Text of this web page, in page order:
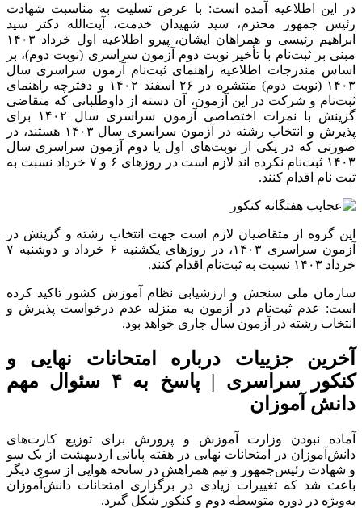
در این اطلاعیه آمده است: با عرض تسلیت به مناسبت شهادت
رئیس جمهور محترم، سید شهیدان خدمت، آیت‌الله دکتر سید
ابراهیم رئیسی و همراهان ایشان، پیرو اطلاعیه اول خرداد ۱۴۰۳
مبنی بر ثبت‌نام با تأخیر نوبت دوم آزمون سراسری (نوبت دوم)، بر
اساس مندرجات اطلاعیه راهنمای ثبت‌نام آزمون سراسری سال
۱۴۰۳ (نوبت دوم) منتشره در ۲۶ اسفند ۱۴۰۲ و دفترچه راهنمای
ثبت‌نام و شرکت در این آزمون، آن دسته از داوطلبانی که متقاضی
گزینش با نمرات اختصاصی آزمون سراسری سال ۱۴۰۲ برای
پذیرش و انتخاب رشته در آزمون سراسری سال ۱۴۰۳ هستند، در
صورتی که در یکی از نوبت‌های اول یا دوم آزمون سراسری سال
۱۴۰۳ ثبت‌نام نکرده اند لازم است در روزهای ۶ و ۷ خرداد نسبت به
ثبت نام اقدام کنند.
این گروه از متقاضیان لازم است جهت انتخاب رشته و گزینش در
آزمون سراسری ۱۴۰۳، در روزهای یکشنبه ۶ خرداد و دوشنبه ۷
خرداد ۱۴۰۳ نسبت به ثبت‌نام اقدام کنند.
سازمان ملی سنجش و ارزشیابی نظام آموزش کشور تاکید کرده
است: عدم ثبت‌نام در آزمون به منزله عدم درخواست پذیرش و
انتخاب رشته در آزمون سال جاری خواهد بود.
آخرین جزییات درباره امتحانات نهایی و
کنکور سراسری | پاسخ به ۴ سئوال مهم
دانش آموزان
آماده نبودن وزارت آموزش و پرورش برای توزیع کارت‌های
دانش‌آموزان در امتحانات نهایی در هفته پایانی اردیبهشت از یک سو
و شهادت رئیس‌جمهور و تیم‌ همراهش در سانحه هوایی از سوی دیگر
باعث شد که تغییرات زیادی در برگزاری امتحانات دانش‌آموزان
به‌ویژه در دوره متوسطه دوم و کنکور شکل گیرد.